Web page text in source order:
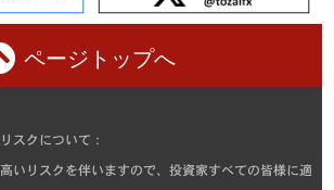
ページトップへ
スクについて：
いリスクを伴いますので、投資家すべての皆様に適